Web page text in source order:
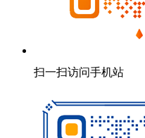
扫一扫访问手机站